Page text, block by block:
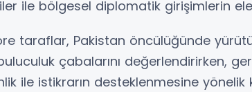
ile bölgesel diplomatik girişimlerin ele
taraflar, Pakistan öncülüğünde
çabalarını değerlendirirken,
ile istikrarın desteklenmesine yönelik